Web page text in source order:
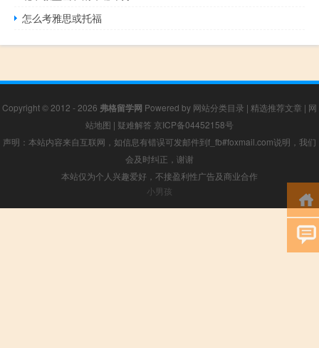
怎么考雅思或托福
Copyright © 2012 - 2026 弗格留学网 Powered by 网站分类目录 | 精选推荐文章 | 网
站地图 | 疑难解答 京ICP备04452158号
声明：本站内容来自互联网，如信息有错误可发邮件到f_fb#foxmail.com说明，我们
会及时纠正，谢谢
本站仅为个人兴趣爱好，不接盈利性广告及商业合作
小男孩